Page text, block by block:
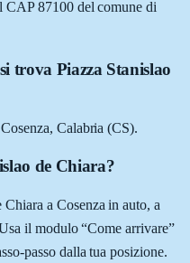
CAP 87100 del comune di
trova Piazza Stanislao
Calabria (CS).
de Chiara?
a Cosenza in auto, a
il modulo “Come arrivare”
passo dalla tua posizione.